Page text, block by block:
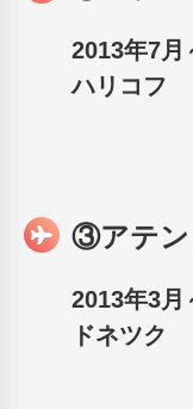
2013年7月
ハリコフ
③アテン
2013年3月
ドネツク